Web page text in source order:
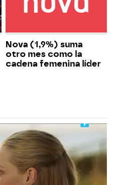
Nova (1,9%) suma
otro mes como la
cadena femenina líder